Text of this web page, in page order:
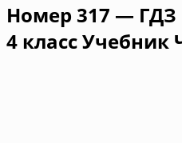
Номер 317 —
4 класс Учебник